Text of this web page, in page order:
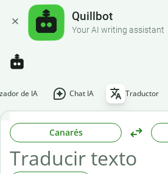
Quillbot
Your AI writing assistant
de IA Chat IA Traductor
Canarés